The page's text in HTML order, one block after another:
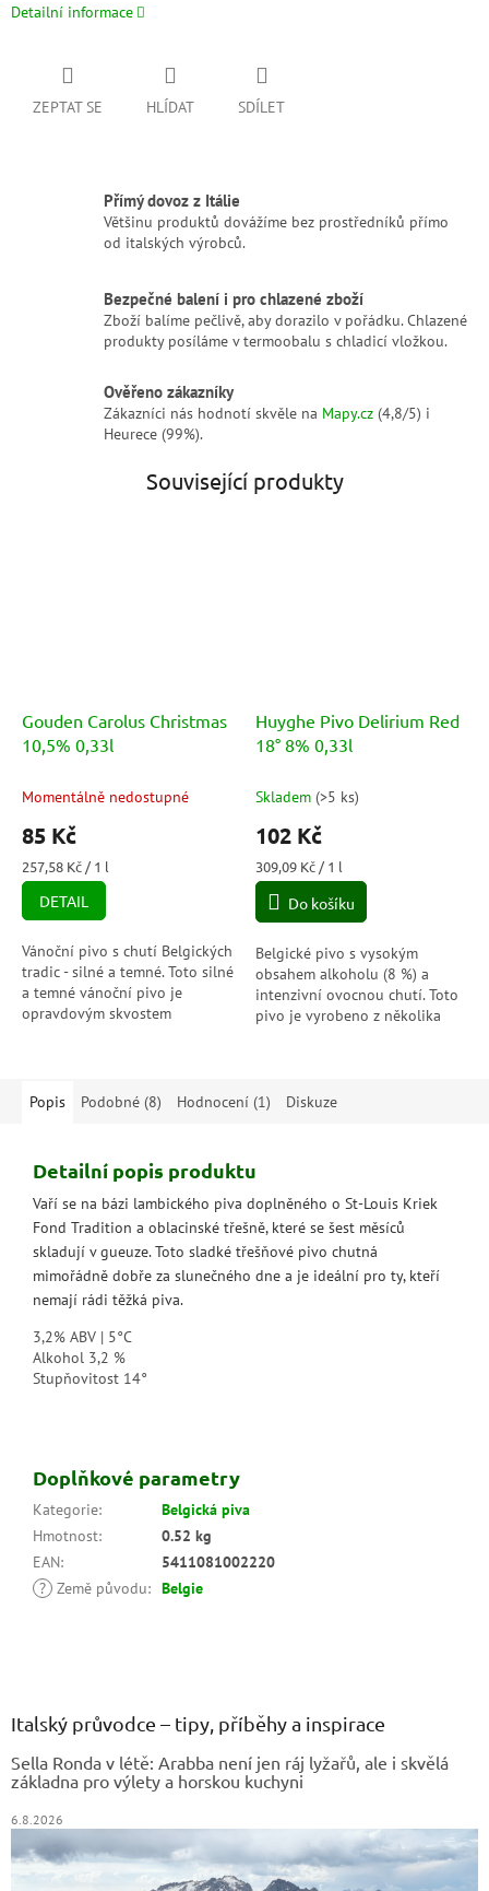
Detailní informace
ZEPTAT SE HLÍDAT SDÍLET
Přímý dovoz z Itálie
Většinu produktů dovážíme bez prostředníků přímo
od italských výrobců.
Bezpečné balení i pro chlazené zboží
Zboží balíme pečlivě, aby dorazilo v pořádku. Chlazené
produkty posíláme v termoobalu s chladicí vložkou.
Ověřeno zákazníky
Zákazníci nás hodnotí skvěle na Mapy.cz (4,8/5) i
Heurece (99%).
Související produkty
Gouden Carolus Christmas
10,5% 0,33l
Momentálně nedostupné
85 Kč
Měrná
cena:
257,58 Kč / 1 l
DETAIL
Vánoční pivo s chutí Belgických
tradic - silné a temné. Toto silné
a temné vánoční pivo je
opravdovým skvostem
Huyghe Pivo Delirium Red
18° 8% 0,33l
Skladem (>5 ks)
102 Kč
Měrná
cena:
309,09 Kč / 1 l
Do košíku
Belgické pivo s vysokým
obsahem alkoholu (8 %) a
intenzivní ovocnou chutí. Toto
pivo je vyrobeno z několika
Popis
Podobné (8) Hodnocení (1) Diskuze
Detailní popis produktu
Vaří se na bázi lambického piva doplněného o St-Louis Kriek
Fond Tradition a oblacinské třešně, které se šest měsíců
skladují v gueuze. Toto sladké třešňové pivo chutná
mimořádně dobře za slunečného dne a je ideální pro ty, kteří
nemají rádi těžká piva.
3,2% ABV | 5°C
Alkohol 3,2 %
Stupňovitost 14°
Doplňkové parametry
Kategorie:
Belgická piva
Hmotnost:
0.52 kg
EAN:
5411081002220
? Země původu: Belgie
Italský průvodce – tipy, příběhy a inspirace
Sella Ronda v létě: Arabba není jen ráj lyžařů, ale i skvělá
základna pro výlety a horskou kuchyni
6.8.2026